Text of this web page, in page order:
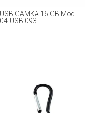
USB GAMKA 16 GB Mod.
04-USB 093